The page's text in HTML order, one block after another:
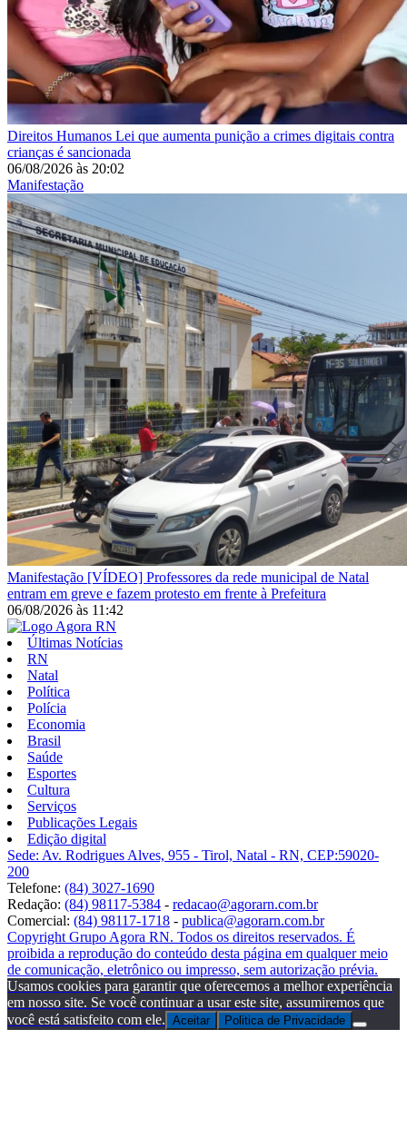
Direitos Humanos Lei que aumenta punição a crimes digitais contra
crianças é sancionada
06/08/2026 às 20:02
Manifestação
Manifestação [VÍDEO] Professores da rede municipal de Natal
entram em greve e fazem protesto em frente à Prefeitura
06/08/2026 às 11:42
Últimas Notícias
RN
Natal
Política
Polícia
Economia
Brasil
Saúde
Esportes
Cultura
Serviços
Publicações Legais
Edição digital
Sede: Av. Rodrigues Alves, 955 - Tirol, Natal - RN, CEP:59020-
200
Telefone: (84) 3027-1690
Redação: (84) 98117-5384 - redacao@agorarn.com.br
Comercial: (84) 98117-1718 - publica@agorarn.com.br
Copyright Grupo Agora RN. Todos os direitos reservados. É
proibida a reprodução do conteúdo desta página em qualquer meio
de comunicação, eletrônico ou impresso, sem autorização prévia.
Usamos cookies para garantir que oferecemos a melhor experiência
em nosso site. Se você continuar a usar este site, assumiremos que
você está satisfeito com ele. Aceitar Politica de Privacidade